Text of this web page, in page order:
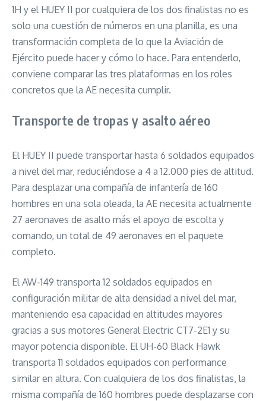
1H y el HUEY II por cualquiera de los dos finalistas no es
solo una cuestión de números en una planilla, es una
transformación completa de lo que la Aviación de
Ejército puede hacer y cómo lo hace. Para entenderlo,
conviene comparar las tres plataformas en los roles
concretos que la AE necesita cumplir.
Transporte de tropas y asalto aéreo
El HUEY II puede transportar hasta 6 soldados equipados
a nivel del mar, reduciéndose a 4 a 12.000 pies de altitud.
Para desplazar una compañía de infantería de 160
hombres en una sola oleada, la AE necesita actualmente
27 aeronaves de asalto más el apoyo de escolta y
comando, un total de 49 aeronaves en el paquete
completo.
El AW-149 transporta 12 soldados equipados en
configuración militar de alta densidad a nivel del mar,
manteniendo esa capacidad en altitudes mayores
gracias a sus motores General Electric CT7-2E1 y su
mayor potencia disponible. El UH-60 Black Hawk
transporta 11 soldados equipados con performance
similar en altura. Con cualquiera de los dos finalistas, la
misma compañía de 160 hombres puede desplazarse con